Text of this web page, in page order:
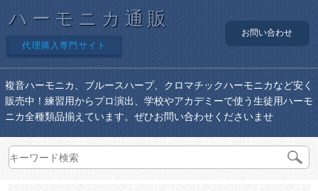
ハーモニカ通販
代理購入専門サイト
お問い合わせ
複音ハーモニカ、ブルースハープ、クロマチックハーモニカなど安く
販売中！練習用からプロ演出、学校やアカデミーで使う生徒用ハーモ
ニカ全種類品揃えています。ぜひお問い合わせくださいませ